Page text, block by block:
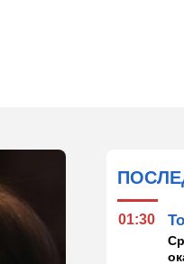
01:30